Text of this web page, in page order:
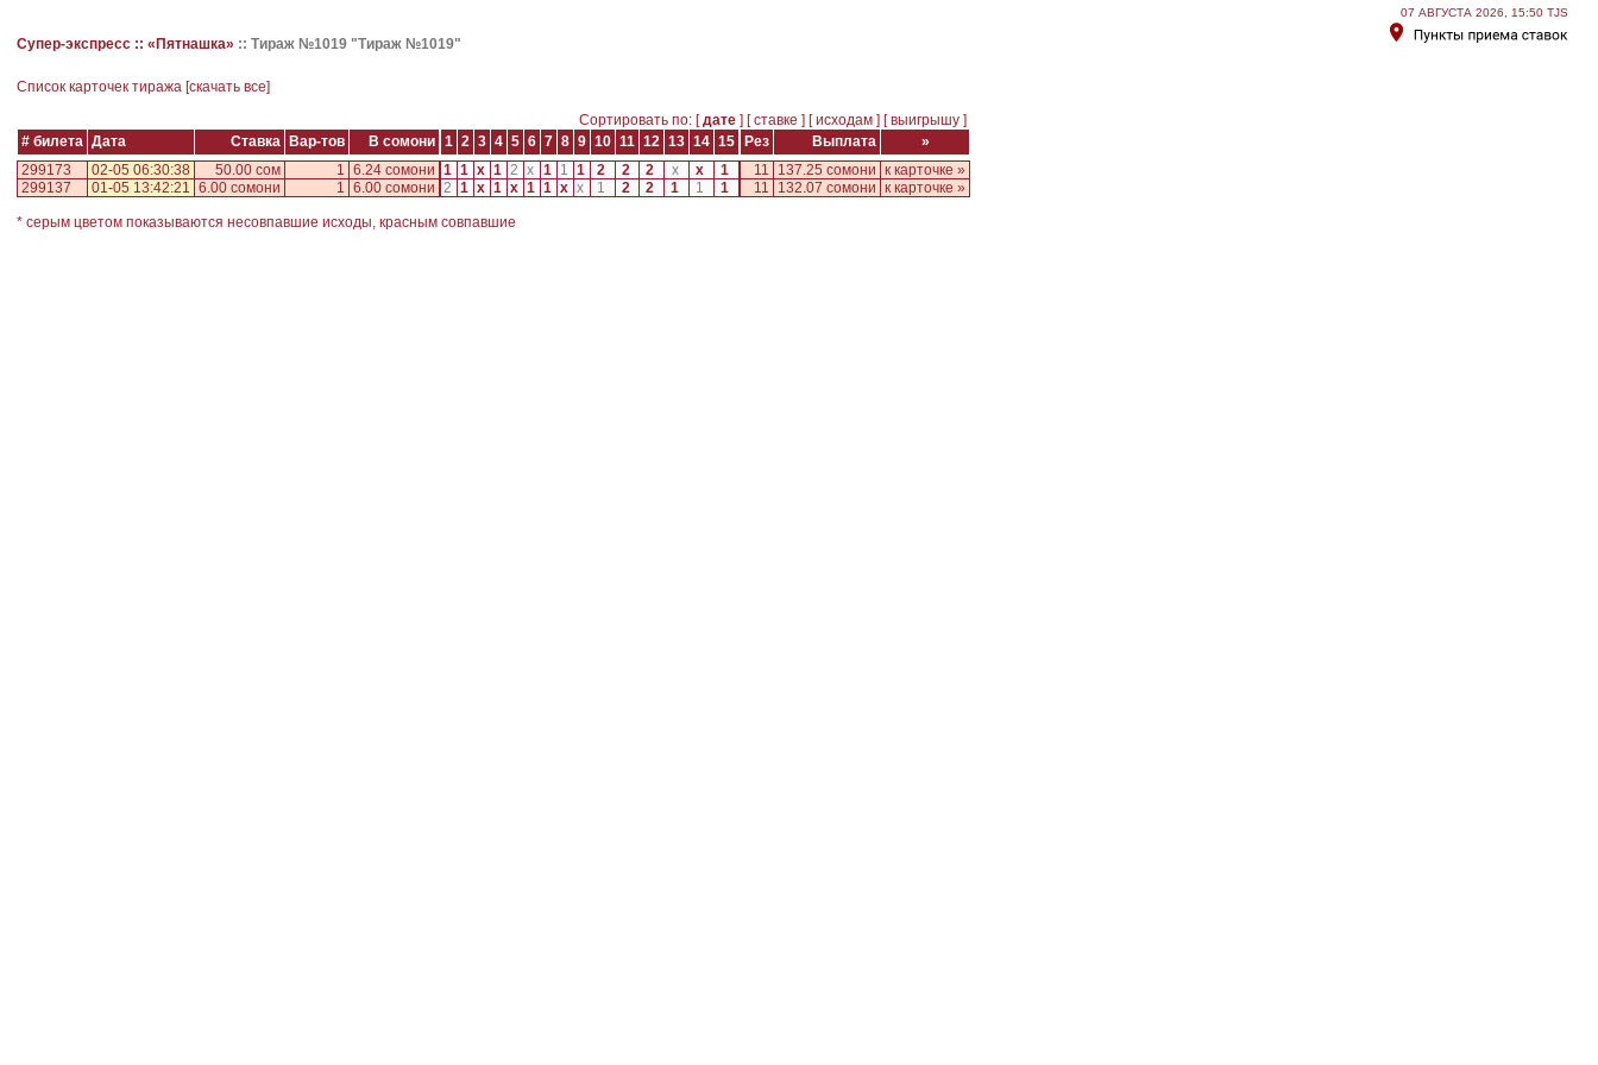
07 АВГУСТА 2026, 15:50 TJS
Супер-экспресс :: «Пятнашка» :: Тираж №1019 "Тираж №1019"
Cписок карточек тиража [скачать все]
Сортировать по: [дате ] [ставке ] [исходам ] [выигрышу ]
# билета Дата Ставка Вар-тов В сомони 1 2 3 4 5 6 7 8 9 10 11 12 13 14 15 Рез Выплата
»
299173
02-05 06:30:38 50.00 сом 1 6.24 сомони 1 1 x 1 2 x 1 1 1 2 2 2 x x 1 11 137.25 сомони к карточке »
299137
01-05 13:42:21 6.00 сомони 1 6.00 сомони 2 1 x 1 x 1 1 x x 1 2 2 1 1 1 11 132.07 сомони к карточке »
* серым цветом показываются несовпавшие исходы, красным совпавшие